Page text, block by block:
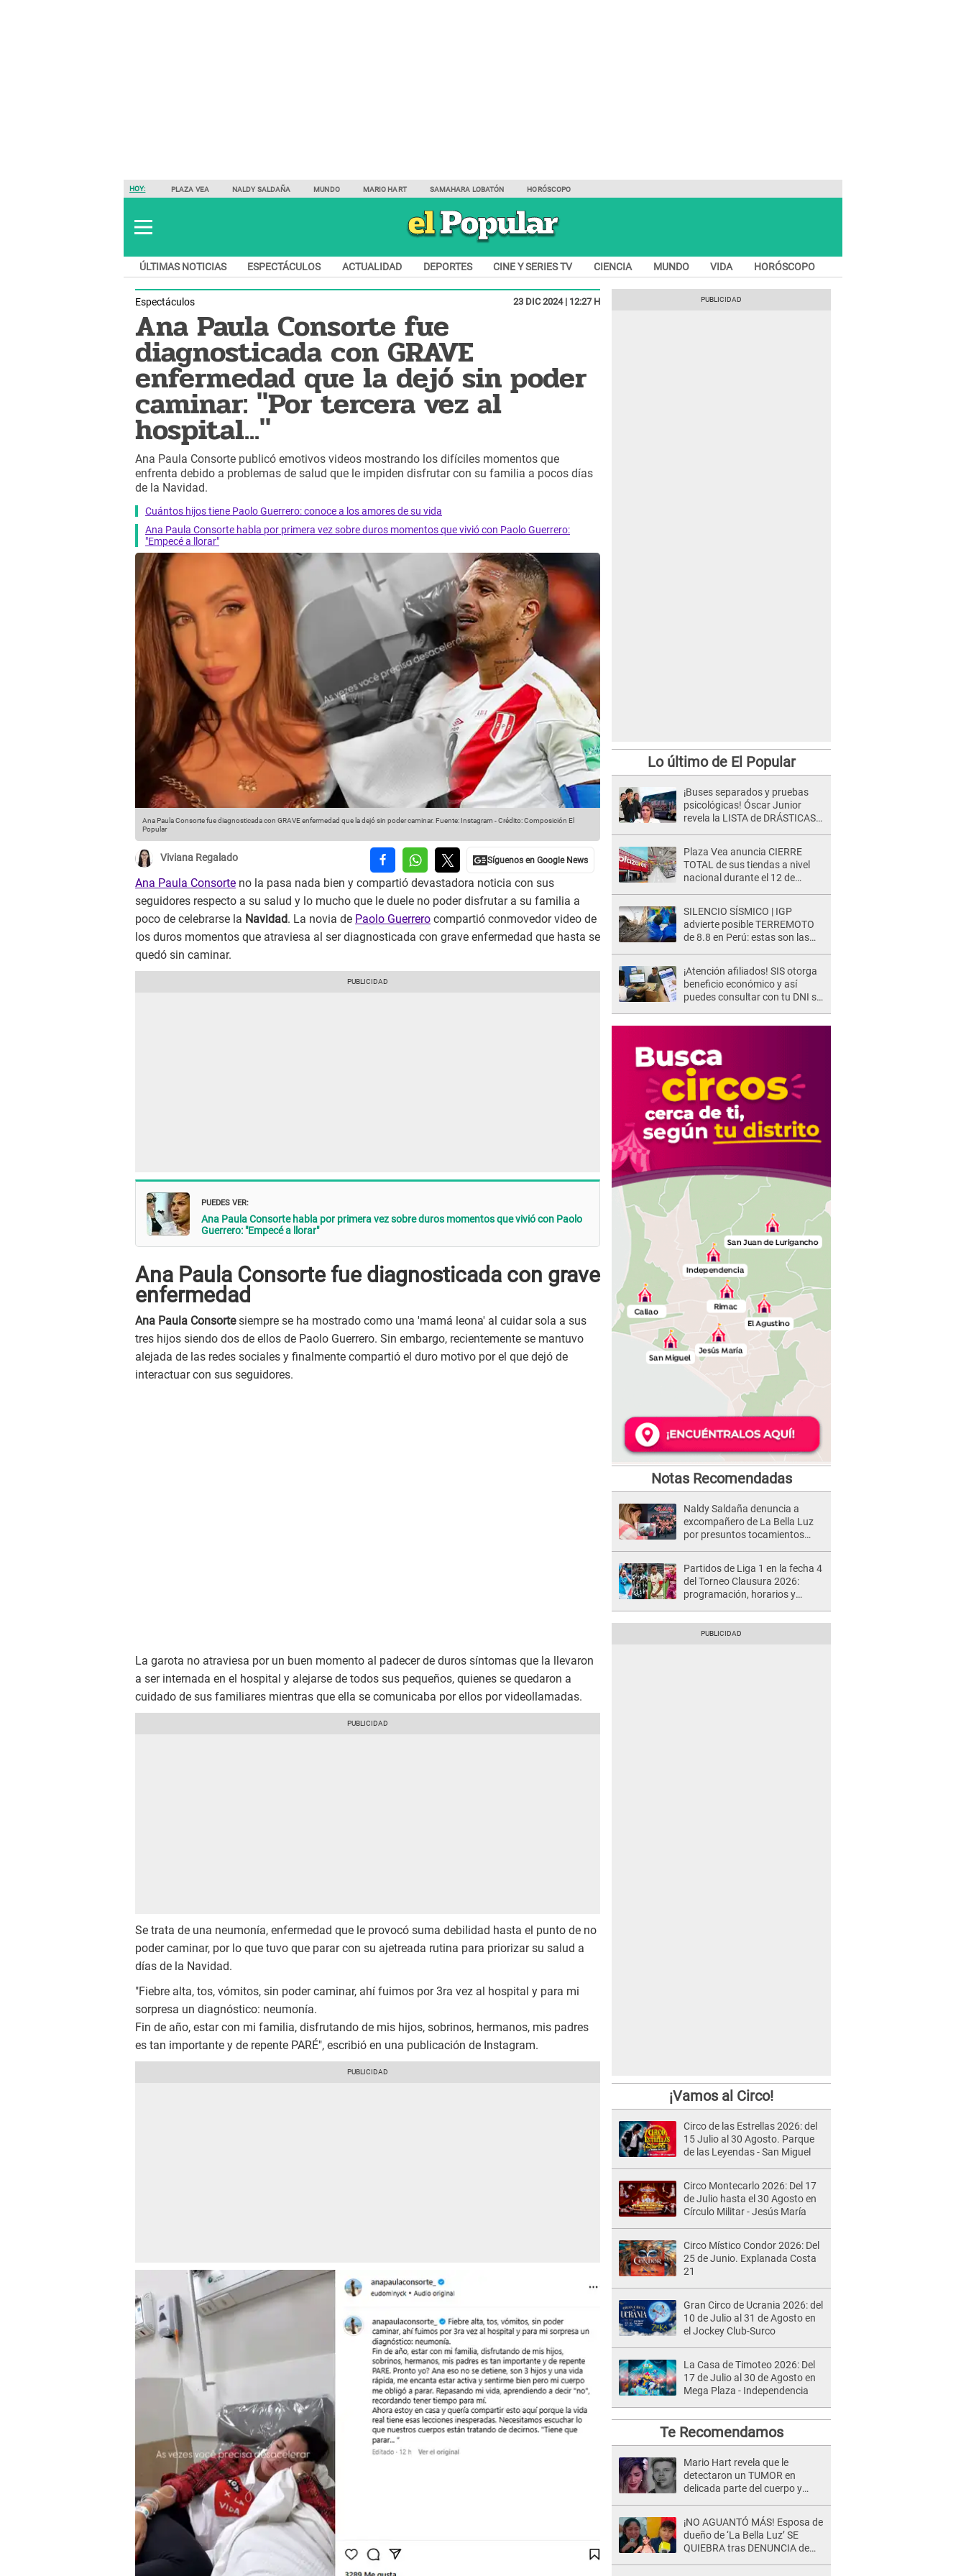
HOY: PLAZA VEA NALDY SALDAÑA MUNDO MARIO HART SAMAHARA LOBATÓN HORÓSCOPO
ÚLTIMAS NOTICIAS ESPECTÁCULOS ACTUALIDAD DEPORTES CINE Y SERIES TV CIENCIA MUNDO VIDA HORÓSCOPO
Espectáculos 23 DIC 2024 | 12:27 H
Ana Paula Consorte fue
diagnosticada con GRAVE
enfermedad que la dejó sin poder
caminar: "Por tercera vez al
hospital..."
Ana Paula Consorte publicó emotivos videos mostrando los difíciles momentos que
enfrenta debido a problemas de salud que le impiden disfrutar con su familia a pocos días
de la Navidad.
Cuántos hijos tiene Paolo Guerrero: conoce a los amores de su vida
Ana Paula Consorte habla por primera vez sobre duros momentos que vivió con Paolo Guerrero:
"Empecé a llorar"
Ana Paula Consorte fue diagnosticada con GRAVE enfermedad que la dejó sin poder caminar. Fuente: Instagram -Crédito: Composición El
Popular
Viviana Regalado
Ana Paula Consorte no la pasa nada bien y compartió devastadora noticia con sus
seguidores respecto a su salud y lo mucho que le duele no poder disfrutar a su familia a
poco de celebrarse la Navidad. La novia de Paolo Guerrero compartió conmovedor video de
los duros momentos que atraviesa al ser diagnosticada con grave enfermedad que hasta se
quedó sin caminar.
PUEDES VER:
Ana Paula Consorte habla por primera vez sobre duros momentos que vivió con Paolo
Guerrero: "Empecé a llorar"
Ana Paula Consorte fue diagnosticada con grave
enfermedad
Ana Paula Consortesiempre se ha mostrado como una 'mamá leona' al cuidar sola a sus
tres hijos siendo dos de ellos de Paolo Guerrero. Sin embargo, recientemente se mantuvo
alejada de las redes sociales y finalmente compartió el duro motivo por el que dejó de
interactuar con sus seguidores.
La garota no atraviesa por un buen momento al padecer de duros síntomas que la llevaron
a ser internada en el hospital y alejarse de todos sus pequeños, quienes se quedaron a
cuidado de sus familiares mientras que ella se comunicaba por ellos por videollamadas.
Se trata de una neumonía, enfermedad que le provocó suma debilidad hasta el punto de no
poder caminar, por lo que tuvo que parar con su ajetreada rutina para priorizar su salud a
días de la Navidad.
"Fiebre alta, tos, vómitos, sin poder caminar, ahí fuimos por 3ra vez al hospital y para mi
sorpresa un diagnóstico: neumonía.
Fin de año, estar con mi familia, disfrutando de mis hijos, sobrinos, hermanos, mis padres
es tan importante y de repente PARÉ", escribió en una publicación de Instagram.
Lo último de El Popular
¡Buses separados y pruebas
psicológicas! Óscar Junior
revela la LISTA de DRÁSTICAS
Naldy Saldaña
Plaza Vea anuncia CIERRE
TOTAL de sus tiendas a nivel
nacional durante el 12 de
SILENCIO SÍSMICO | IGP
advierte posible TERREMOTO
de 8.8 en Perú: estas son las
¡Atención afiliados! SIS otorga
beneficio económico y así
puedes consultar con tu DNI si
Notas Recomendadas
Naldy Saldaña denuncia a
excompañero de La Bella Luz
por presuntos tocamientos
Partidos de Liga 1 en la fecha 4
del Torneo Clausura 2026:
programación, horarios y
¡Vamos al Circo!
Circo de las Estrellas 2026: del
15 Julio al 30 Agosto. Parque
de las Leyendas - San Miguel
Circo Montecarlo 2026: Del 17
de Julio hasta el 30 Agosto en
Círculo Militar - Jesús María
Circo Místico Condor 2026: Del
25 de Junio. Explanada Costa
21
Gran Circo de Ucrania 2026: del
10 de Julio al 31 de Agosto en
el Jockey Club-Surco
La Casa de Timoteo 2026: Del
17 de Julio al 30 de Agosto en
Mega Plaza - Independencia
Te Recomendamos
Mario Hart revela que le
detectaron un TUMOR en
delicada parte del cuerpo y
muy fuertes..."
¡NO AGUANTÓ MÁS! Esposa de
dueño de ‘La Bella Luz’ SE
QUIEBRA tras DENUNCIA de